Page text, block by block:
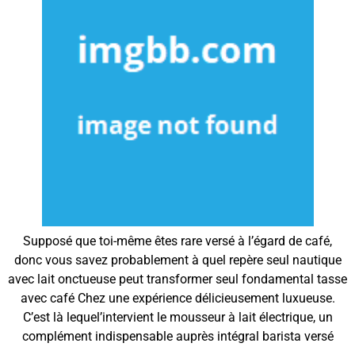
Supposé que toi-même êtes rare versé à l’égard de café,
donc vous savez probablement à quel repère seul nautique
avec lait onctueuse peut transformer seul fondamental tasse
avec café Chez une expérience délicieusement luxueuse.
C’est là lequel’intervient le mousseur à lait électrique, un
complément indispensable auprès intégral barista versé